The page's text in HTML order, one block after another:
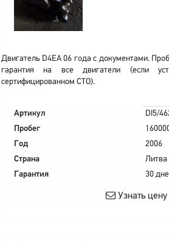
Двигатель D4EA 06 года с документами.
гарантия на все двигатели (если
сертифицированном СТО).
Артикул
DI5/
Пробег
Год
2006
Страна
Литва
Гарантия
30
Узнать цену